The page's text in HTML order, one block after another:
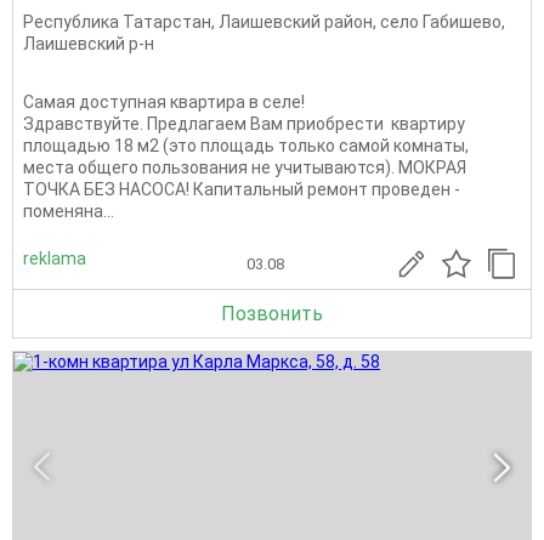
Республика Татарстан, Лаишевский район, село Габишево,
Лаишевский р-н
Самая доступная квартира в селе!
Здравствуйте. Предлагаем Вам приобрести квартиру
площадью 18 м2 (это площадь только самой комнаты,
места общего пользования не учитываются). МОКРАЯ
ТОЧКА БЕЗ НАСОСА! Капитальный ремонт проведен -
поменяна...
reklama 03.08
Позвонить